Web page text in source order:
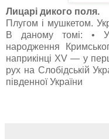
Лицарі дикого поля.
Плугом і мушкетом.
В даному томі: •
народження
наприкінці XV — у
рух на Слобідській
південної України